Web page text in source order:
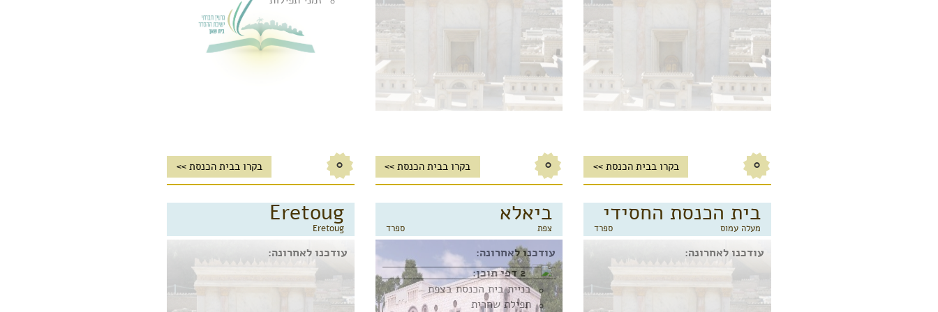
0 בקרו בבית הכנסת >> 0 בקרו בבית הכנסת >> 0 בקרו בבית הכנסת >>
בית הכנסת החסידי
מעלה עמוס ספרד
עודכנו לאחרונה:
ביאלא
צפת ספרד
עודכנו לאחרונה:
2 דפי תוכן:
בניית בית הכנסת בצפת
תפילת שחרית
Eretoug
Eretoug
עודכנו לאחרונה: